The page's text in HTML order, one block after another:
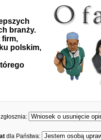
branży.
firm,
polskim,
dla Państwa: